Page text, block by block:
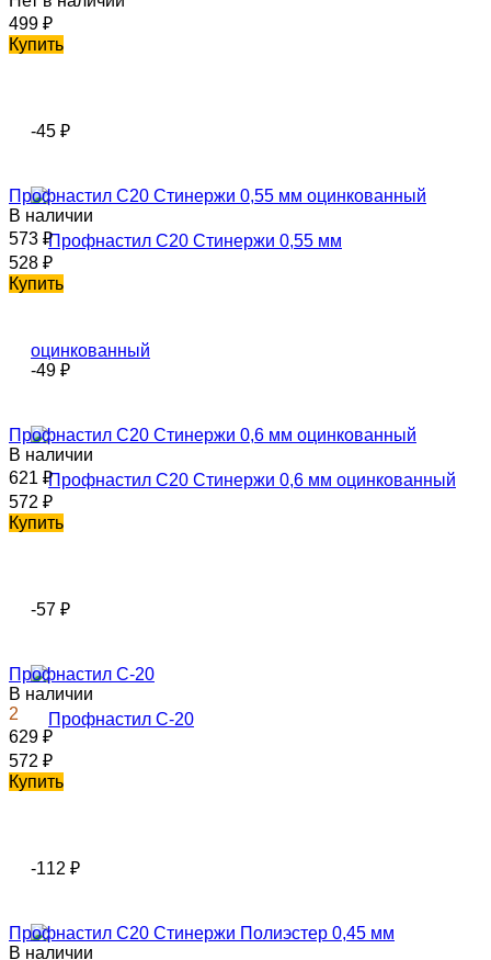
499 ₽
Купить
-45 ₽
Профнастил С20 Стинержи 0,55 мм оцинкованный
В наличии
573 ₽
528 ₽
Купить
-49 ₽
Профнастил С20 Стинержи 0,6 мм оцинкованный
В наличии
621 ₽
572 ₽
Купить
-57 ₽
Профнастил С-20
В наличии
2
629 ₽
572 ₽
Купить
-112 ₽
Профнастил С20 Стинержи Полиэстер 0,45 мм
В наличии